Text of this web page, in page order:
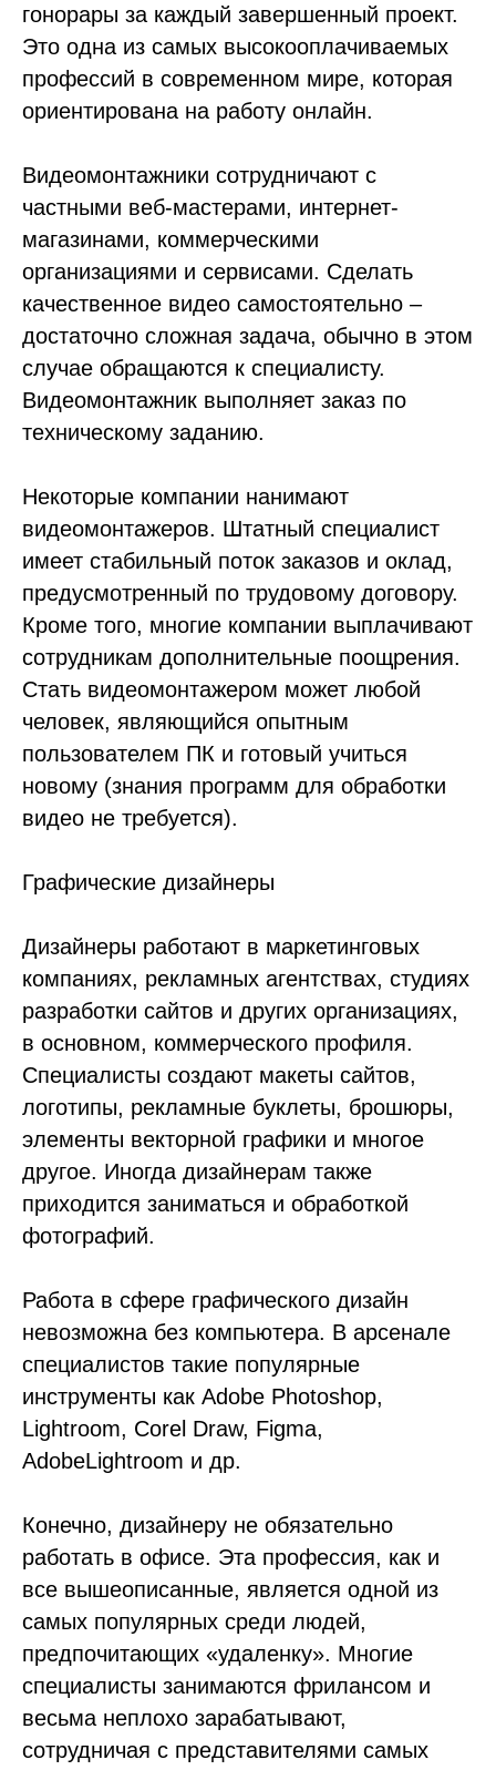
гонорары за каждый завершенный проект.
Это одна из самых высокооплачиваемых
профессий в современном мире, которая
ориентирована на работу онлайн.
Видеомонтажники сотрудничают с
частными веб-мастерами, интернет-
магазинами, коммерческими
организациями и сервисами. Сделать
качественное видео самостоятельно –
достаточно сложная задача, обычно в этом
случае обращаются к специалисту.
Видеомонтажник выполняет заказ по
техническому заданию.
Некоторые компании нанимают
видеомонтажеров. Штатный специалист
имеет стабильный поток заказов и оклад,
предусмотренный по трудовому договору.
Кроме того, многие компании выплачивают
сотрудникам дополнительные поощрения.
Стать видеомонтажером может любой
человек, являющийся опытным
пользователем ПК и готовый учиться
новому (знания программ для обработки
видео не требуется).
Графические дизайнеры
Дизайнеры работают в маркетинговых
компаниях, рекламных агентствах, студиях
разработки сайтов и других организациях,
в основном, коммерческого профиля.
Специалисты создают макеты сайтов,
логотипы, рекламные буклеты, брошюры,
элементы векторной графики и многое
другое. Иногда дизайнерам также
приходится заниматься и обработкой
фотографий.
Работа в сфере графического дизайн
невозможна без компьютера. В арсенале
специалистов такие популярные
инструменты как Adobe Photoshop,
Lightroom, Corel Draw, Figma,
AdobeLightroom и др.
Конечно, дизайнеру не обязательно
работать в офисе. Эта профессия, как и
все вышеописанные, является одной из
самых популярных среди людей,
предпочитающих «удаленку». Многие
специалисты занимаются фрилансом и
весьма неплохо зарабатывают,
сотрудничая с представителями самых